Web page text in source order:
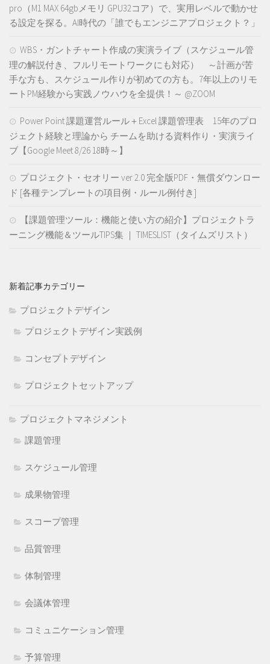
pro（M1 MAX 64gbメモリ GPU32コア）で、実用レベルで動かせ
る設定を探る。AI時代の「誰でもエンジニアプロジェクト？」
WBS・ガントチャート作成の実演ライブ（スケジュール管
理の解説付き、フルリモートワークにも対応） ～計画が苦
手な方も、スケジュール作りが初めての方も。7年以上のリモ
ートPM経験から実践ノウハウを全提供！～ @ZOOM
Power Point 課題運営ルール＋Excel 課題管理表 15年のプロ
ジェクト経験と理論から チームを助ける資料作り・実演ライ
ブ【Google Meet 8/26 18時～】
プロジェクト・セオリー ver 2.0 完全版PDF・無償ダウンロー
ド [各種テンプレートの項目例・ルール例付き]
【課題管理ツール：機能と使い方の紹介】プロジェクトラ
ーニング機能＆ツールTIPS集 ｜ TIMESLIST（タイムズリスト）
新着記事カテゴリー
プロジェクトデザイン
プロジェクトデザイン実践例
コンセプトデザイン
プロジェクトセットアップ
プロジェクトマネジメント
課題管理
スケジュール管理
成果物管理
スコープ管理
品質管理
体制管理
会議体管理
コミュニケーション管理
予算管理